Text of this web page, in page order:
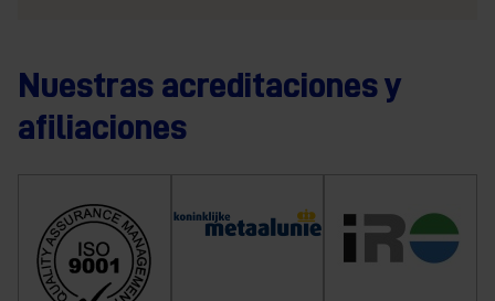
Nuestras acreditaciones y
afiliaciones